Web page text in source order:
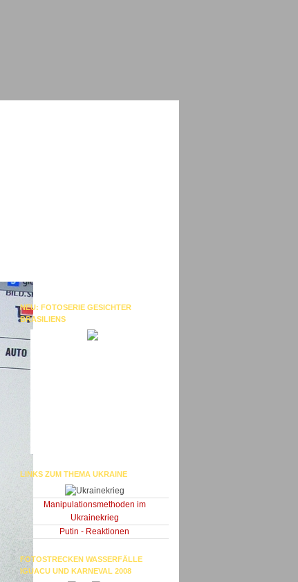
NEU: FOTOSERIE GESICHTER
BRASILIENS
LINKS ZUM THEMA UKRAINE
Manipulationsmethoden im
Ukrainekrieg
Putin - Reaktionen
FOTOSTRECKEN WASSERFÄLLE
IGUACU UND KARNEVAL 2008